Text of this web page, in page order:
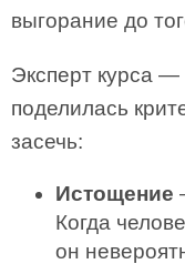
выгорание до
Эксперт курса
поделилась
засечь:
Истощение
Когда
он